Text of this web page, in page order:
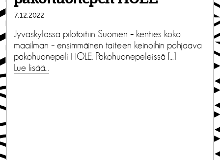
7.12.2022
Jyväskylässä pilotoitiin Suomen – kenties koko
maailman – ensimmäinen taiteen keinoihin pohjaava
pakohuonepeli HOLE. Pakohuonepeleissä […]
Lue lisää…